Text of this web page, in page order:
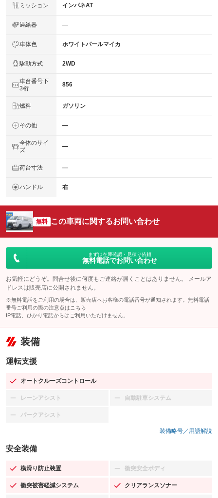
ミッション インパネAT
過給器 ―
車体色 ホワイトパールマイカ
駆動方式 2WD
車台番号下
3桁
856
燃料 ガソリン
その他 ―
全体のサイ
ズ
―
荷台寸法 ―
ハンドル 右
無料 この車両に関するお問い合わせ
まずは在庫確認・見積り依頼
無料電話でお問い合わせ
お気軽にどうぞ。問合せ後に何度もご連絡が届くことはありません。 メールア
ドレスは販売店に公開されません。
※無料電話をご利用の場合は、販売店へお客様の電話番号が通知されます。無料電話
番号ご利用の際の注意点は こちら
IP電話、ひかり電話からはご利用いただけません。
装備
運転支援
オートクルーズコントロール
：装備あり
レーンアシスト
：装備なし 自動駐車システム
：装備なし
パークアシスト
：装備なし
装備略号／用語解説
安全装備
横滑り防止装置
：装備あり 衝突安全ボディ
：装備なし
衝突被害軽減システム
：装備あり クリアランスソナー
：装備あり